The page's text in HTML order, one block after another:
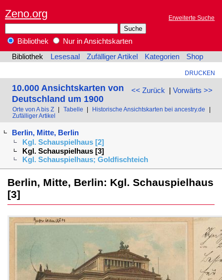
Zeno.org Erweiterte Suche
Bibliothek
Nur in Ansichtskarten
Bibliothek
Lesesaal Zufälliger Artikel Kategorien Shop
DRUCKEN
<< Zurück | Vorwärts >>
10.000 Ansichtskarten von
Deutschland um 1900
Orte von A bis Z Tabelle Historische Ansichtskarten bei ancestry.de
Zufälliger Artikel
Berlin, Mitte, Berlin
Kgl. Schauspielhaus [2]
Kgl. Schauspielhaus [3]
Kgl. Schauspielhaus; Goldfischteich
Berlin, Mitte, Berlin: Kgl. Schauspielhaus
[3]